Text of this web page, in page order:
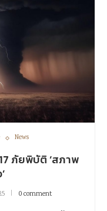
News
ภัยพิบัติ ‘สภาพ
0 comment